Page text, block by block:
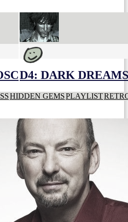
D4: DARK
HIDDEN GEMSPLAYLIST